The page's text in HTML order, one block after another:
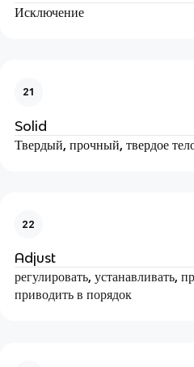
Исключение
21
Solid
Твердый, прочный, твердое
22
Adjust
регулировать, устанавливать,
приводить в порядок